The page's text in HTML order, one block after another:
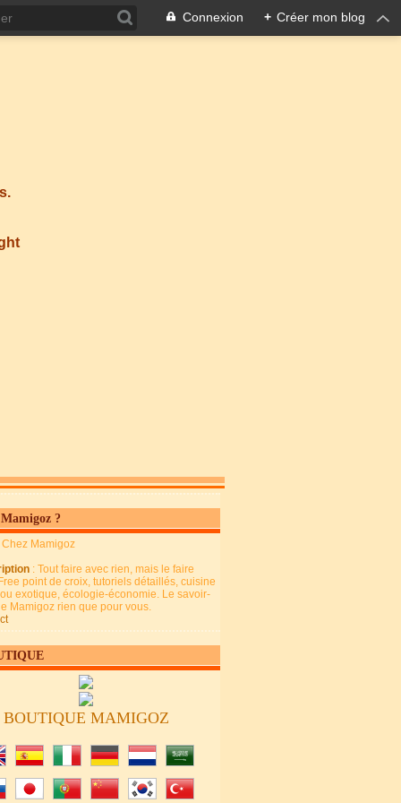
Connexion + Créer mon blog
?
Chez Mamigoz
: Tout faire avec rien, mais le faire
point de croix, tutoriels détaillés, cuisine
exotique, écologie-économie. Le savoir-
Mamigoz rien que pour vous.
BOUTIQUE MAMIGOZ